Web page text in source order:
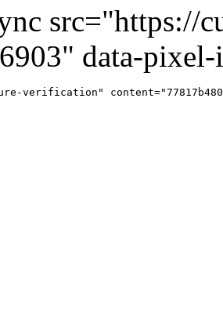
src="https://
data-
verification"